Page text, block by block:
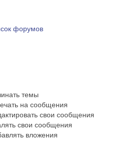
форумов
темы
на сообщения
свои сообщения
свои сообщения
вложения